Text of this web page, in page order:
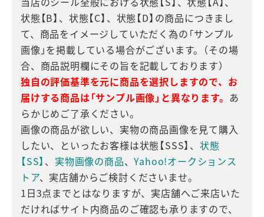
状態【B】、状態【C】、状態【D】の商品につきまし
て、商品をイメージしていただく為の「サンプル
画像」を掲載している場合がございます。（その場
合、商品説明欄にその旨を記載しております）
独自の評価基準を元に商品を選択しますので、お
届けする商品は「サンプル画像」と異なります。 あ
らかじめご了承ください。
画像の商品が欲しい、実物の商品画像を見て購入
したい、といったお客様は状態【SSS】、 状態
【SS】 、 実物画像の商品、Yahoo!オークションス
トア、実店舗からご検討くださいませ。
1日3点までとはなりますが、実店舗へご来店いた
だければサイト内商品のご確認も承りますので、